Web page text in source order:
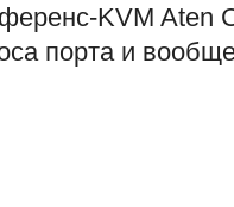
KVM Aten
порта и